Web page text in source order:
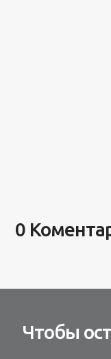
0
Чтобы